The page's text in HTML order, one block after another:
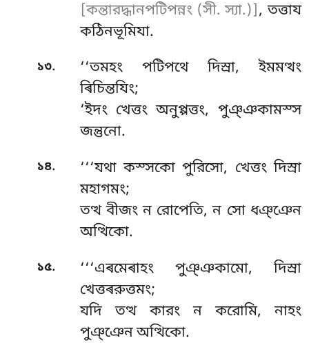
[কন্তারদ্ধানপটিপন্নং (সী. স্যা.)] , তত্তায
কঠিনভূমিযা.
১৩.
‘‘তমহং পটিপথে দিস্ৰা, ইমমত্থং
ৰিচিন্তযিং;
‘ইদং খেত্তং অনুপ্পত্তং, পুঞ্ঞকামস্স
জন্তুনো.
১৪.
‘‘‘যথা কস্সকো পুরিসো, খেত্তং দিস্ৰা
মহাগমং;
তত্থ বীজং ন রোপেতি, ন সো ধঞ্ঞেন
অত্থিকো.
১৫. ‘‘‘এৰমেৰাহং পুঞ্ঞকামো, দিস্ৰা
খেত্তৰরুত্তমং;
যদি তত্থ কারং ন করোমি, নাহং
পুঞ্ঞেন অত্থিকো.